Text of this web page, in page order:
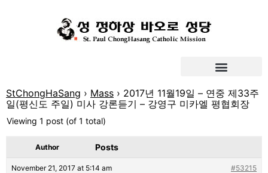
StChongHaSang › Mass › 2017년 11월19일 – 연중 제33주
일(평신도 주일) 미사 강론듣기 – 강영구 미카엘 평협회장
Viewing 1 post (of 1 total)
Author Posts
November 21, 2017 at 5:14 am #53215